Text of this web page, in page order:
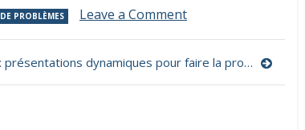
PROBLÈMES Leave a Commenton
capsule
126
Deux présentations dynamiques pour faire la promotion de l’allemand